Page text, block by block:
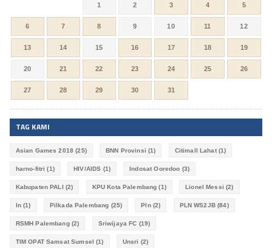
1 2 3 4 5
6 7 8 9 10 11 12
13 14 15 16 17 18 19
20 21 22 23 24 25 26
27 28 29 30 31
TAG KAMI
Asian Games 2018 (25) BNN Provinsi (1) Citimall Lahat(1)
harno-fitri (1) HIV/AIDS (1) Indosat Ooredoo (3)
Kabupaten PALI (2) KPU Kota Palembang (1) Lionel Messi (2)
ln (1) Pilkada Palembang (25) Pln(2) PLN WS2JB(84)
RSMH Palembang(2) Sriwijaya FC (19)
TIM OPAT Samsat Sumsel (1) Unsri (2)